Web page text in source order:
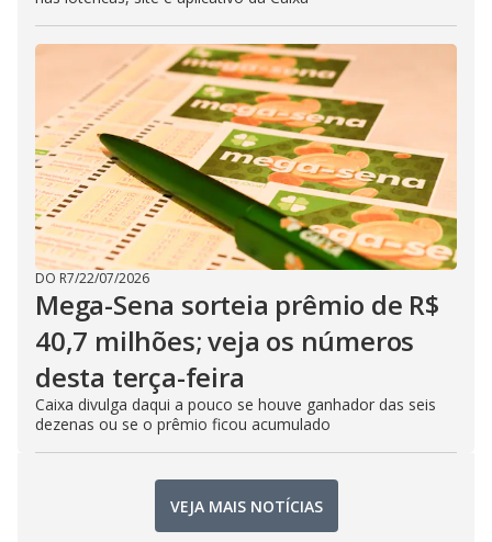
DO R7/22/07/2026
Mega-Sena sorteia prêmio de R$
40,7 milhões; veja os números
desta terça-feira
Caixa divulga daqui a pouco se houve ganhador das seis
dezenas ou se o prêmio ficou acumulado
VEJA MAIS NOTÍCIAS